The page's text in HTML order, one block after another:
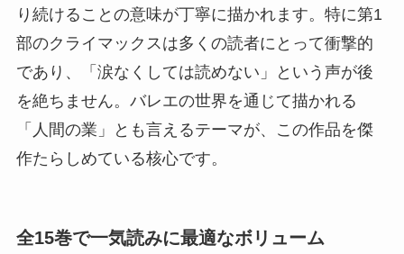
り続けることの意味が丁寧に描かれます。特に第1
部のクライマックスは多くの読者にとって衝撃的
であり、「涙なくしては読めない」という声が後
を絶ちません。バレエの世界を通じて描かれる
「人間の業」とも言えるテーマが、この作品を傑
作たらしめている核心です。
全15巻で一気読みに最適なボリューム